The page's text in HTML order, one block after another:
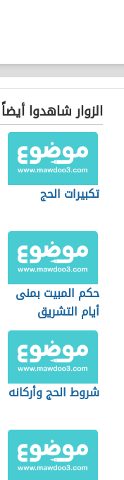
الزوار شاهدوا أيضاً
تكبيرات الحج
حكم المبيت بمنى
أيام التشريق
شروط الحج وأركانه